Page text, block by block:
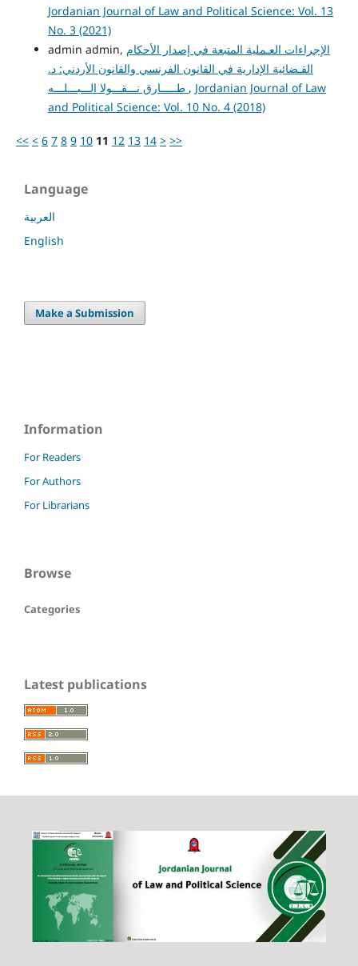
Jordanian Journal of Law and Political Science: Vol. 13
No. 3 (2021)
admin admin, الإجراءات العـملية المتبعة في إصدار الأحكام
القـضائية الإدارية في القانون الفرنسي والقانون الأردني: د.
طـــــارق نـــقـــولا الـــبـــلـــه , Jordanian Journal of Law
and Political Science: Vol. 10 No. 4 (2018)
<< < 6 7 8 9 10 11 12 13 14 > >>
Language
العربية
English
Make a Submission
Information
For Readers
For Authors
For Librarians
Browse
Categories
Latest publications